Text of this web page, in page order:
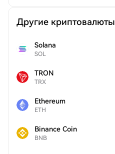
Другие криптовалюты
Solana
SOL
TRON
TRX
Ethereum
ETH
Binance Coin
BNB